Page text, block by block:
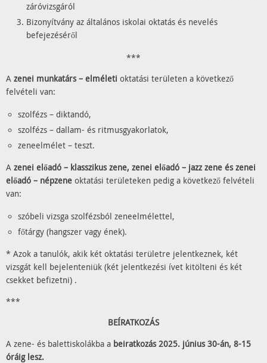
záróvizsgáról
Bizonyítvány az általános iskolai oktatás és nevelés
befejezéséről
***
A zenei munkatárs – elméleti oktatási területen a következő
felvételi van:
szolfézs – diktandó,
szolfézs – dallam- és ritmusgyakorlatok,
zeneelmélet – teszt.
A zenei előadó – klasszikus zene, zenei előadó – jazz zene és zenei
előadó – népzene oktatási területeken pedig a következő felvételi
van:
szóbeli vizsga szolfézsból zeneelmélettel,
főtárgy (hangszer vagy ének).
* Azok a tanulók, akik két oktatási területre jelentkeznek, két
vizsgát kell bejelenteniük (két jelentkezési ívet kitölteni és két
csekket befizetni) .
***
BEÍRATKOZÁS
A zene- és balettiskolákba a beiratkozás 2025. június 30-án, 8-15
óráig lesz.